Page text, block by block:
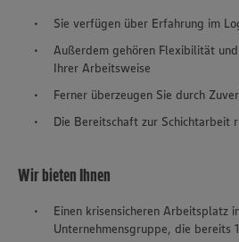
Sie verfügen über Erfahrung im
Außerdem gehören Flexibilität
Ihrer Arbeitsweise
Ferner überzeugen Sie durch
Die Bereitschaft zur Schichtarbeit
Wir bieten Ihnen
Einen krisensicheren Arbeitsplatz
Unternehmensgruppe, die bereits